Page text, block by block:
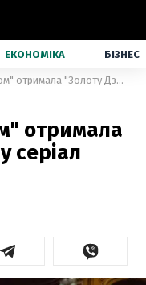
ЕКОНОМІКА БІЗНЕС
"Кава з кардамоном" отримала "Золоту Дзиґу": чому серіал варто переглянути
отримала
серіал